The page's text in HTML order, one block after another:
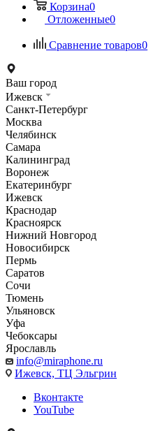
Корзина0
Отложенные0
Сравнение товаров0
Ваш город
Ижевск
Санкт-Петербург
Москва
Челябинск
Самара
Калининград
Воронеж
Екатеринбург
Ижевск
Краснодар
Красноярск
Нижний Новгород
Новосибирск
Пермь
Саратов
Сочи
Тюмень
Ульяновск
Уфа
Чебоксары
Ярославль
info@miraphone.ru
Ижевск, ТЦ Эльгрин
Вконтакте
YouTube